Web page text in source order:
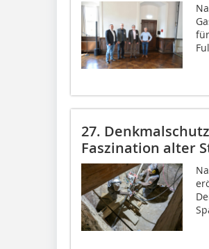
27.
Faszination alter